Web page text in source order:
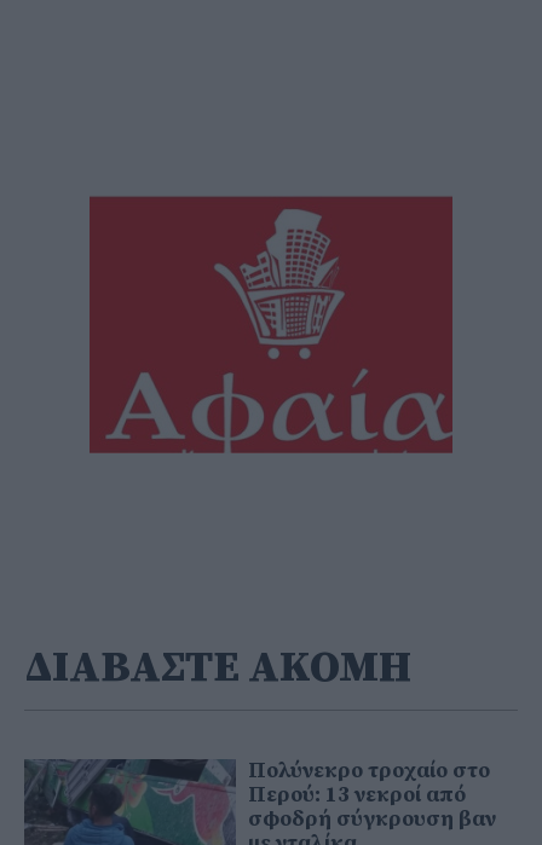
ΔΙΑΒΑΣΤΕ ΑΚΟΜΗ
Πολύνεκρο τροχαίο στο
Περού: 13 νεκροί από
σφοδρή σύγκρουση βαν